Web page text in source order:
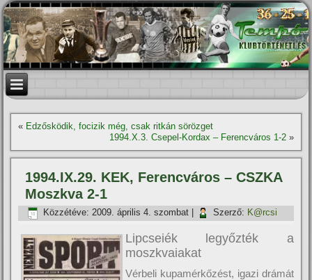
« Edzősködik, focizik még, csak ritkán sörözget
1994.X.3. Csepel-Kordax – Ferencváros 1-2»
1994.IX.29. KEK, Ferencváros – CSZKA
Moszkva 2-1
Közzétéve: 2009. április 4. szombat Szerző: K@rcsi
Lipcseiék legyőzték a
moszkvaiakat
Vérbeli kupamérkőzést, igazi drámát